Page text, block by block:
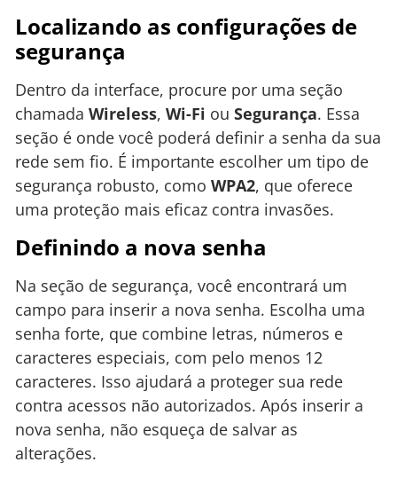
Localizando as configurações de
segurança
Dentro da interface, procure por uma seção
chamada Wireless, Wi-Fi ou Segurança. Essa
seção é onde você poderá definir a senha da sua
rede sem fio. É importante escolher um tipo de
segurança robusto, como WPA2, que oferece
uma proteção mais eficaz contra invasões.
Definindo a nova senha
Na seção de segurança, você encontrará um
campo para inserir a nova senha. Escolha uma
senha forte, que combine letras, números e
caracteres especiais, com pelo menos 12
caracteres. Isso ajudará a proteger sua rede
contra acessos não autorizados. Após inserir a
nova senha, não esqueça de salvar as
alterações.